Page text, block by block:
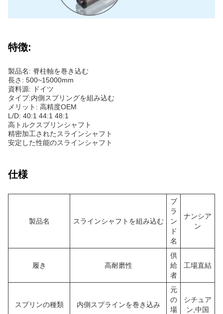
特徴:
製品名: 脊柱軸を巻き込む
長さ: 500~15000mm
資料源: ドイツ
タイプ:内側スプリングを組み込む
メリット: 高精度OEM
L/D: 40:1 44:1 48:1
高トルクスプリンシャフト
精密加工されたスラインシャフト
安定した性能のスラインシャフト
仕様
製品名 スラインシャフトを組み込む
ブ
ラ
ン
ド
名
ナンシア
ン
履き 高耐磨性
供
給
者
工場直結
スプリンの種類 内側スプラインを巻き込み
元
の
場
シチュア
ン,中国